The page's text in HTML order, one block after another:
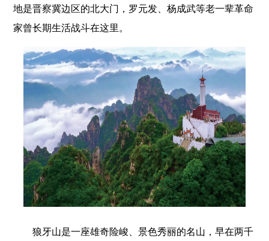
地是晋察冀边区的北大门，罗元发、杨成武等老一辈革命
家曾长期生活战斗在这里。
狼牙山是一座雄奇险峻、景色秀丽的名山，早在两千